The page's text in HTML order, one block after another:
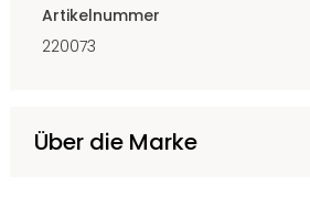
Artikelnummer
220073
Über die Marke